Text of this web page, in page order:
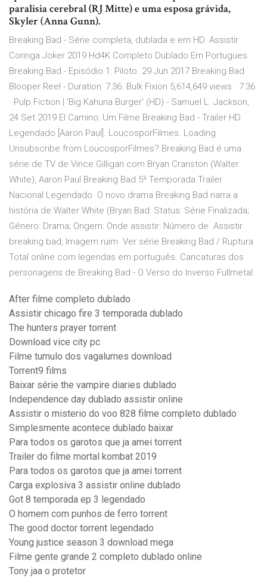
paralisia cerebral (RJ Mitte) e uma esposa grávida,
Skyler (Anna Gunn).
Breaking Bad - Série completa, dublada e em HD. Assistir
Coringa Joker 2019 Hd4K Completo Dublado Em Portugues
Breaking Bad - Episódio 1: Piloto. 29 Jun 2017 Breaking Bad
Blooper Reel - Duration: 7:36. Bulk Fixion 5,614,649 views · 7:36
· Pulp Fiction | 'Big Kahuna Burger' (HD) - Samuel L. Jackson,
24 Set 2019 El Camino: Um Filme Breaking Bad - Trailer HD
Legendado [Aaron Paul]. LoucosporFilmes. Loading
Unsubscribe from LoucosporFilmes? Breaking Bad é uma
série de TV de Vince Gilligan com Bryan Cranston (Walter
White), Aaron Paul Breaking Bad 5ª Temporada Trailer
Nacional Legendado O novo drama Breaking Bad narra a
história de Walter White (Bryan Bad: Status: Série Finalizada;
Gênero: Drama; Origem: Onde assistir: Número de Assistir
breaking bad, Imagem ruim Ver série Breaking Bad / Ruptura
Total online com legendas em português. Caricaturas dos
personagens de Breaking Bad - O Verso do Inverso Fullmetal
After filme completo dublado
Assistir chicago fire 3 temporada dublado
The hunters prayer torrent
Download vice city pc
Filme tumulo dos vagalumes download
Torrent9 films
Baixar série the vampire diaries dublado
Independence day dublado assistir online
Assistir o misterio do voo 828 filme completo dublado
Simplesmente acontece dublado baixar
Para todos os garotos que ja amei torrent
Trailer do filme mortal kombat 2019
Para todos os garotos que ja amei torrent
Carga explosiva 3 assistir online dublado
Got 8 temporada ep 3 legendado
O homem com punhos de ferro torrent
The good doctor torrent legendado
Young justice season 3 download mega
Filme gente grande 2 completo dublado online
Tony jaa o protetor